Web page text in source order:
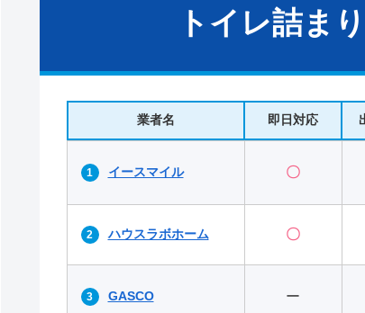
トイレ詰ま
業者名 即日対応
イースマイル 〇
ハウスラボホーム 〇
GASCO ー